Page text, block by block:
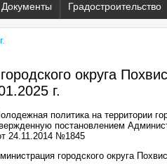
Документы Градостроительство
округа
г.
политика на территории
постановлением
24.11.2014 №1845
городского округа